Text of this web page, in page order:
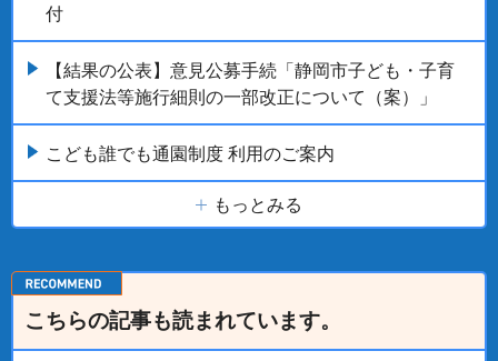
付
【結果の公表】意見公募手続「静岡市子ども・子育
て支援法等施行細則の一部改正について（案）」
こども誰でも通園制度 利用のご案内
もっとみる
こちらの記事も読まれています。